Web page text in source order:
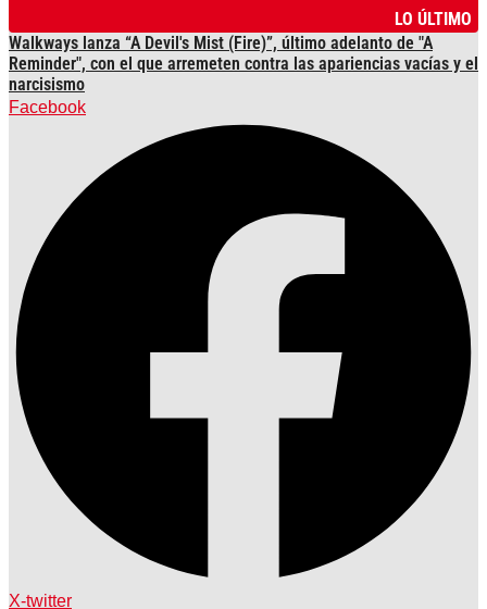
LO ÚLTIMO
Walkways lanza “A Devil's Mist (Fire)”, último adelanto de "A
Reminder", con el que arremeten contra las apariencias vacías y el
narcisismo
Facebook
X-twitter